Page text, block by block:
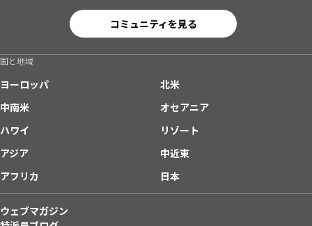
コミュニティを見る
国と地域
ヨーロッパ
北米
中南米
オセアニア
ハワイ
リゾート
アジア
中近東
アフリカ
日本
ウェブマガジン